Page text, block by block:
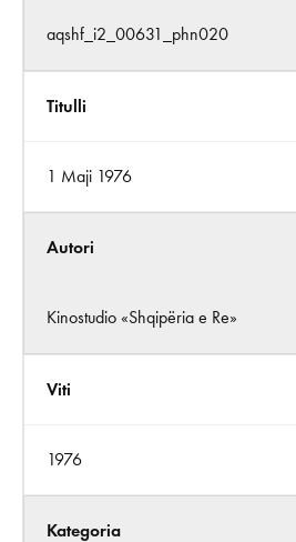
aqshf_i2_00631_phn020
Titulli
1 Maji 1976
Autori
Kinostudio «Shqipëria e Re»
Viti
1976
Kategoria